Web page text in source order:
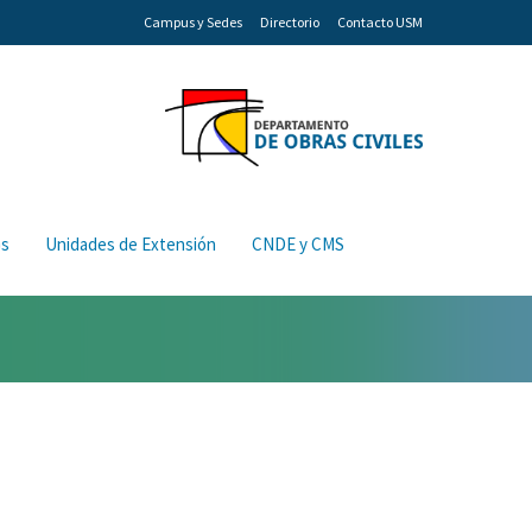
Campus y Sedes Directorio Contacto USM
Unidades de Extensión CNDE y CMS